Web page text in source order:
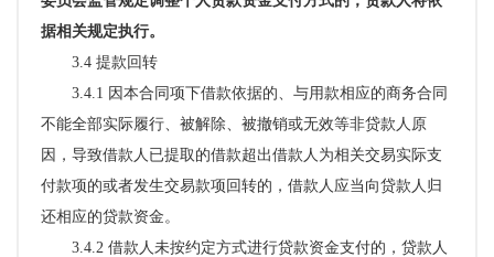
据相关规定执行。
3.4 提款回转
3.4.1 因本合同项下借款依据的、与用款相应的商务合同
不能全部实际履行、被解除、被撤销或无效等非贷款人原
因，导致借款人已提取的借款超出借款人为相关交易实际支
付款项的或者发生交易款项回转的，借款人应当向贷款人归
还相应的贷款资金。
3.4.2 借款人未按约定方式进行贷款资金支付的，贷款人